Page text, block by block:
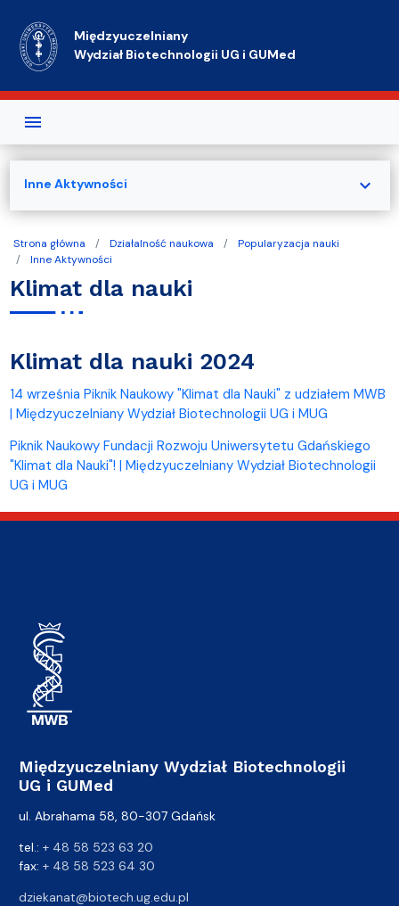
Międzyuczelniany
Wydział Biotechnologii UG i GUMed
Strona główna Działalność naukowa
Popularyzacja nauki
Inne Aktywności
Klimat dla nauki
Klimat dla nauki 2024
14 września Piknik Naukowy "Klimat dla Nauki" z udziałem MWB
| Międzyuczelniany Wydział Biotechnologii UG i MUG
Piknik Naukowy Fundacji Rozwoju Uniwersytetu Gdańskiego
"Klimat dla Nauki"! | Międzyuczelniany Wydział Biotechnologii
UG i MUG
Inne Aktywności expand_more
Międzyuczelniany Wydział Biotechnologii
UG i GUMed
ul. Abrahama 58, 80-307 Gdańsk
tel.: + 48 58 523 63 20
fax: + 48 58 523 64 30
dziekanat@biotech.ug.edu.pl